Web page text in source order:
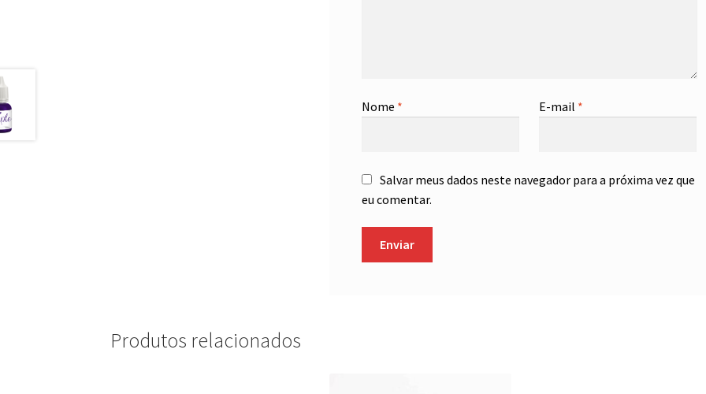
Nome * E-mail *
Salvar meus dados neste navegador para a próxima vez que
eu comentar.
Produtos relacionados